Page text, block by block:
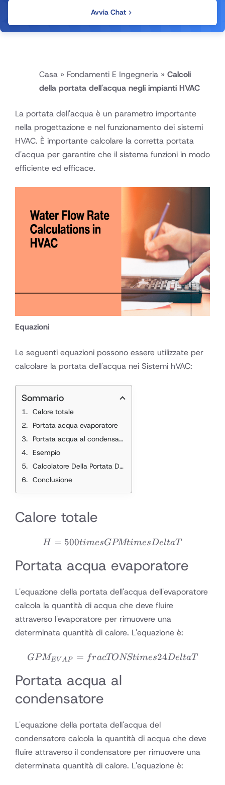
Avvia Chat
Casa » Fondamenti E Ingegneria » Calcoli
della portata dell'acqua negli impianti HVAC
La portata dell'acqua è un parametro importante
nella progettazione e nel funzionamento dei sistemi
HVAC. È importante calcolare la corretta portata
d'acqua per garantire che il sistema funzioni in modo
efficiente ed efficace.
Equazioni
Le seguenti equazioni possono essere utilizzate per
calcolare la portata dell'acqua nei Sistemi hVAC:
Sommario
Calore totale
Portata acqua evaporatore
Portata acqua al condensatore
Esempio
Calcolatore Della Portata Dell'acqua
Conclusione
Calore totale
H = 500 times GPM times
H = 500timesGPMtimesDeltaT
Portata acqua evaporatore
L'equazione della portata dell'acqua dell'evaporatore
calcola la quantità di acqua che deve fluire
attraverso l'evaporatore per rimuovere una
determinata quantità di calore. L'equazione è:
GPM_{EVAP} =
GPME V AP = fracTONStimes24DeltaT
Portata acqua al
condensatore
L'equazione della portata dell'acqua del
condensatore calcola la quantità di acqua che deve
fluire attraverso il condensatore per rimuovere una
determinata quantità di calore. L'equazione è: